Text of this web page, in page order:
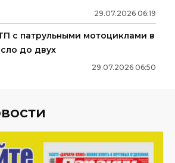
29.07.2026 06:19
с патрульными мотоциклами в
до двух
29.07.2026 06:50